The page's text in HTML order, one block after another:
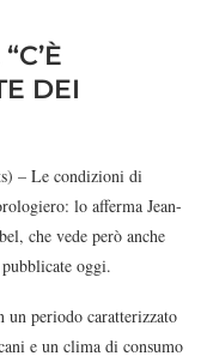
DEI
– Le condizioni di
lo afferma Jean-
che vede però anche
oggi.
periodo caratterizzato
e un clima di consumo